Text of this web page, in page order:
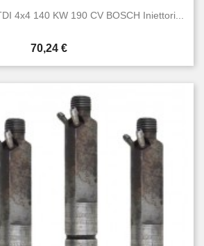
4x4 140 KW 190 CV BOSCH Iniettori...
Prezzo
70,24 €